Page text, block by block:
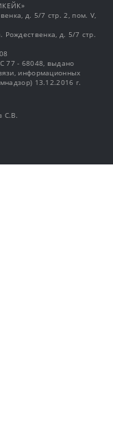
д. 5/7 стр. 2, пом. V,
Рождественка, д. 5/7 стр.
77 - 68048, выдано
информационных
13.12.2016 г.
С.В.